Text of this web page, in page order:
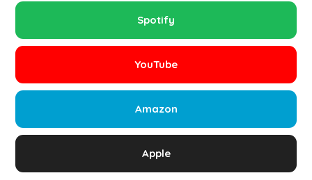
Spotify
YouTube
Amazon
Apple